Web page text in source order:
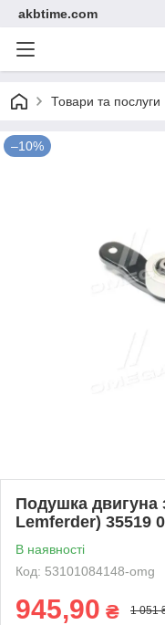
akbtime.com
Товари та послуги
–10%
Подушка двигуна
Lemferder) 35519
В наявності
Код: 53101084148-omg
945,90 ₴ 1 051